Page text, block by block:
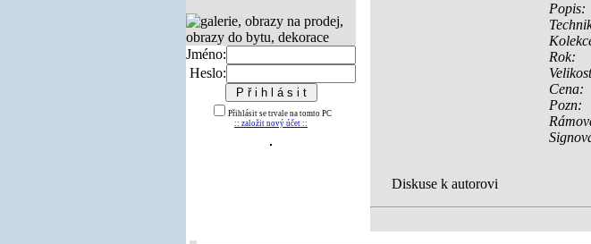
Jméno:
Heslo:
Přihlásit se trvale na tomto PC
:: založit nový účet ::
Popis:
Rok:
Cena:
Pozn:
Diskuse k autorovi